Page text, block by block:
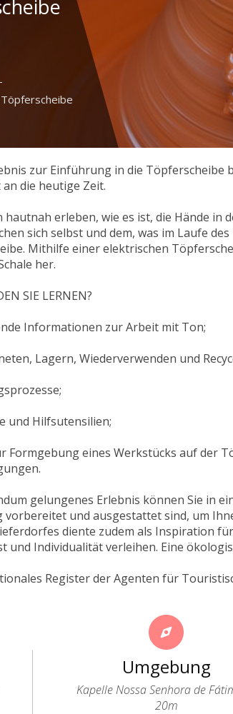
zur Einführung in die
die heutige Zeit.
hautnah erleben, wie es ist, die Hände in
sich selbst und dem, was im Laufe
Mithilfe einer elektrischen
her.
SIE LERNEN?
Informationen zur Arbeit mit Ton;
Lagern, Wiederverwenden und
und Hilfsutensilien;
Formgebung eines Werkstücks auf der
gelungenes Erlebnis können Sie in
vorbereitet und ausgestattet sind, um
diente zudem als Inspiration
und Individualität verleihen. Eine
Register der Agenten für
Umgebung
Kapelle Nossa Senhora de
20m